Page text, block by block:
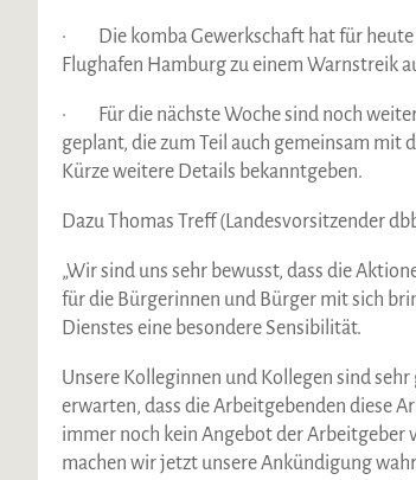
· Die komba Gewerkschaft hat für heute
Flughafen Hamburg zu einem Warnstreik
· Für die nächste Woche sind noch
geplant, die zum Teil auch gemeinsam mit
Kürze weitere Details bekanntgeben.
Dazu Thomas Treff (Landesvorsitzender
„Wir sind uns sehr bewusst, dass die
für die Bürgerinnen und Bürger mit sich
Dienstes eine besondere Sensibilität.
Unsere Kolleginnen und Kollegen sind
erwarten, dass die Arbeitgebenden diese
immer noch kein Angebot der Arbeitgeber
machen wir jetzt unsere Ankündigung